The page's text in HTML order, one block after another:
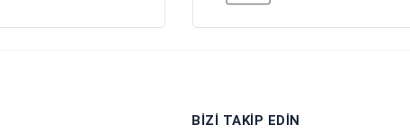
BIZI TAKIP EDIN